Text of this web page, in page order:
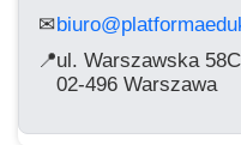
✉
📍ul. Warszawska
02-496 Warszawa